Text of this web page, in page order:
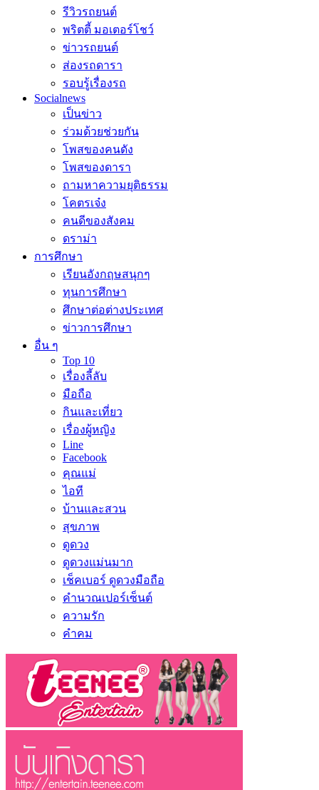
รีวิวรถยนต์
พริตตี้ มอเตอร์โชว์
ข่าวรถยนต์
ส่องรถดารา
รอบรู้เรื่องรถ
Socialnews
เป็นข่าว
ร่วมด้วยช่วยกัน
โพสของคนดัง
โพสของดารา
ถามหาความยุติธรรม
โคตรเจ๋ง
คนดีของสังคม
ดราม่า
การศึกษา
เรียนอังกฤษสนุกๆ
ทุนการศึกษา
ศึกษาต่อต่างประเทศ
ข่าวการศึกษา
อื่น ๆ
Top 10
เรื่องลี้ลับ
มือถือ
กินและเที่ยว
เรื่องผู้หญิง
Line
Facebook
คุณแม่
ไอที
บ้านและสวน
สุขภาพ
ดูดวง
ดูดวงแม่นมาก
เช็คเบอร์ ดูดวงมือถือ
คำนวณเปอร์เซ็นต์
ความรัก
คำคม